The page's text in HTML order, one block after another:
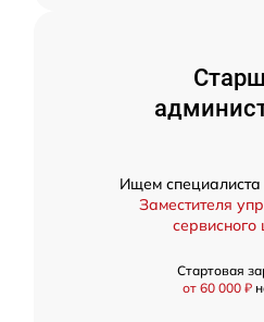
Ищем
Заместителя
сервисного
Стартовая
от 60 000 ₽